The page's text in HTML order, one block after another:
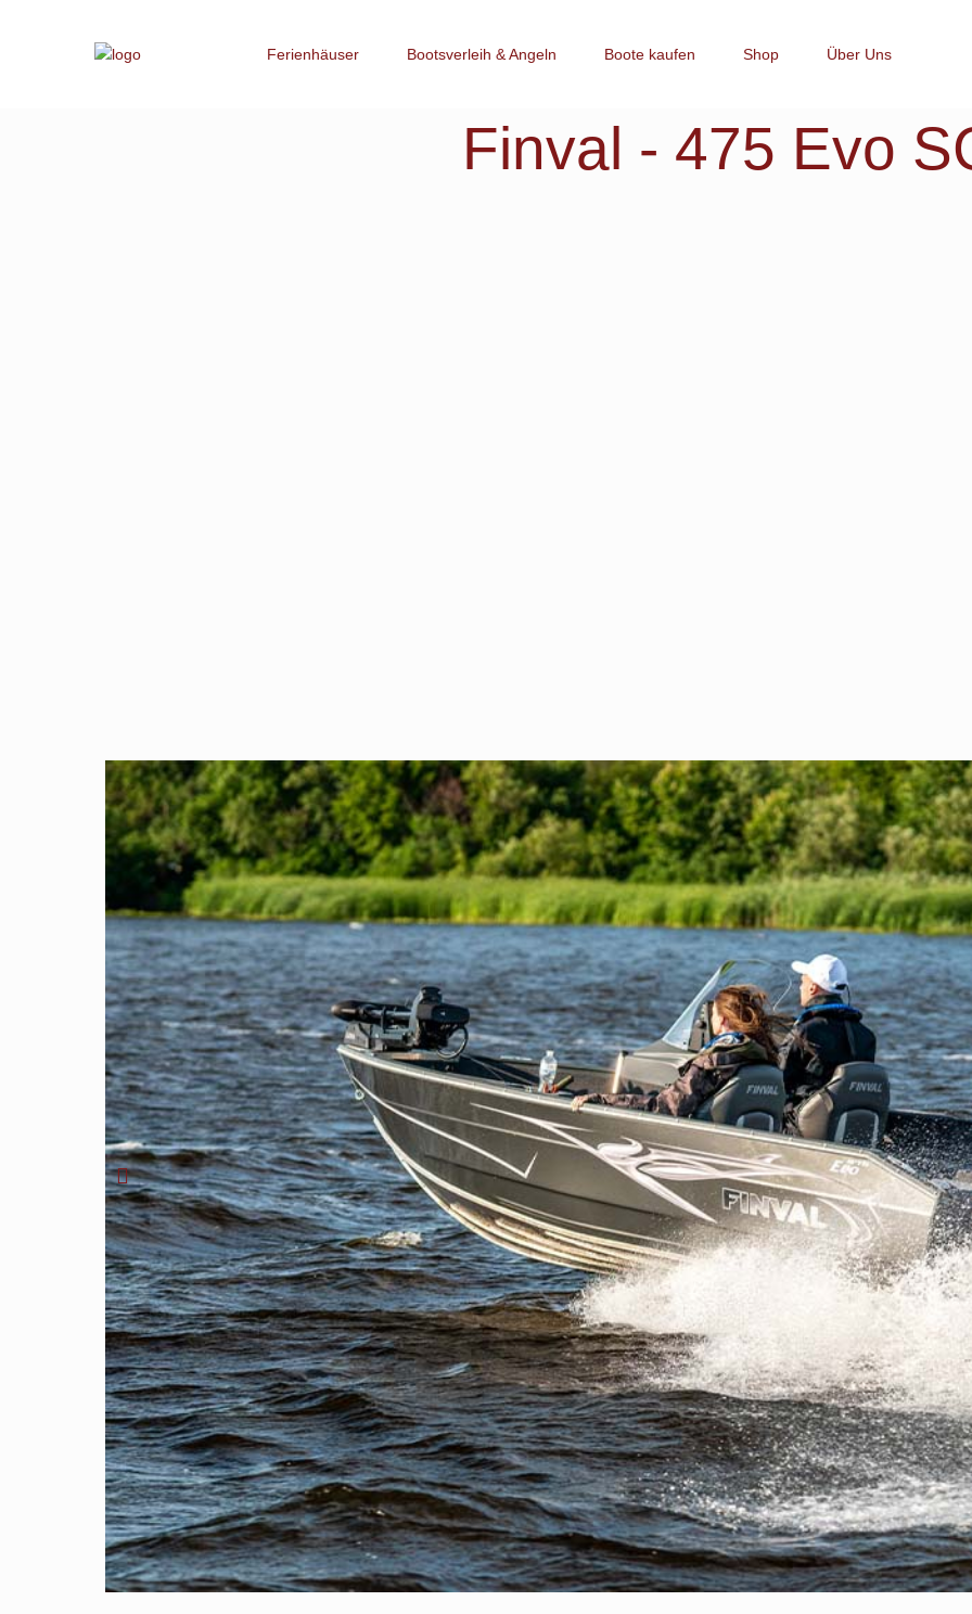
Ferienhäuser Bootsverleih & Angeln Boote kaufen Shop Über Uns
Finval - 475 Evo